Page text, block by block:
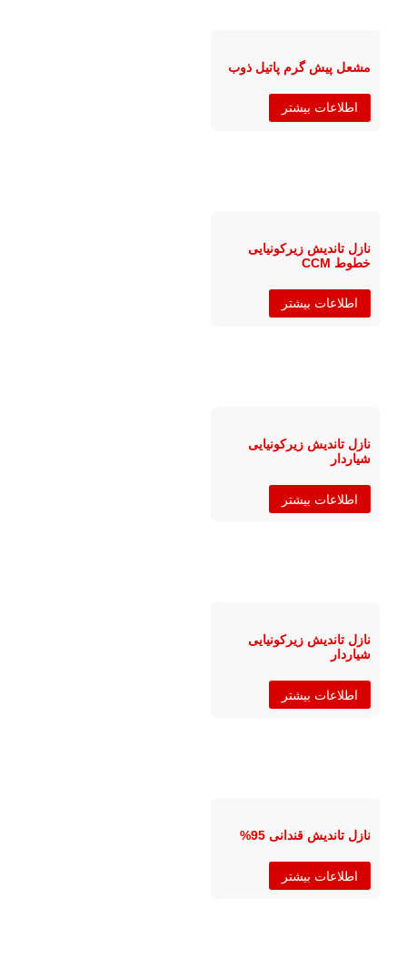
مشعل پیش گرم پاتیل ذوب
اطلاعات بیشتر
نازل تاندیش زیرکونیایی
خطوط CCM
اطلاعات بیشتر
نازل تاندیش زیرکونیایی
شیاردار
اطلاعات بیشتر
نازل تاندیش زیرکونیایی
شیاردار
اطلاعات بیشتر
نازل تاندیش قندانی 95%
اطلاعات بیشتر